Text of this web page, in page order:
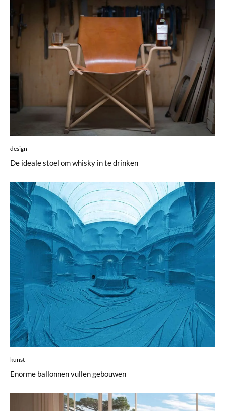
design
De ideale stoel om whisky in te drinken
kunst
Enorme ballonnen vullen gebouwen